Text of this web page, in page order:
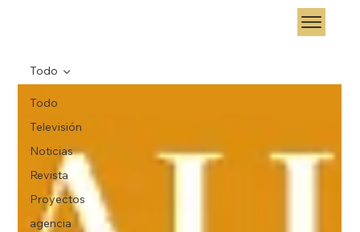
Todo
Televisión
Noticias
Revista
Proyectos
agencia
Todo